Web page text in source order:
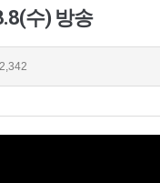
수) 방송
2,342